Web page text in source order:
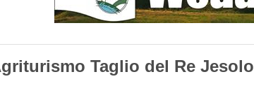
Taglio del Re Jesolo